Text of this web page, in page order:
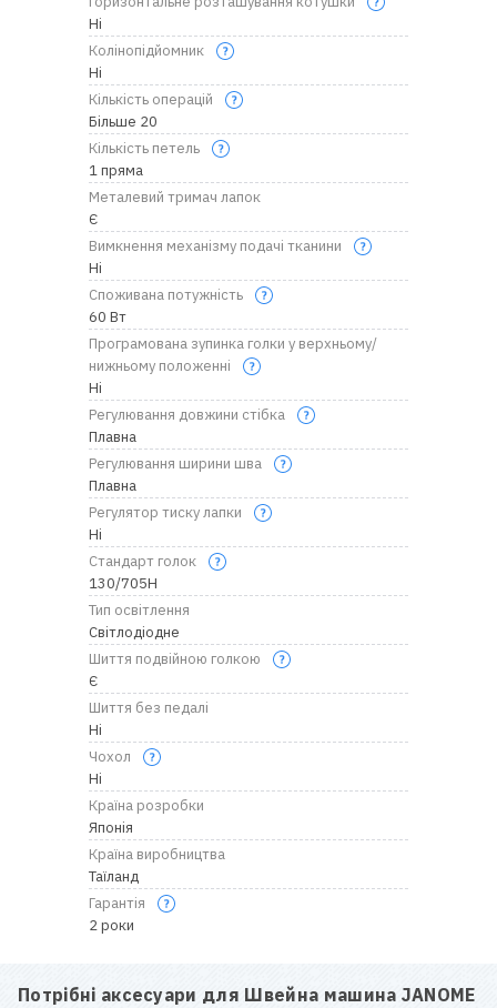
Ні
Колінопідйомник
Ні
Кількість операцій
Більше 20
Кількість петель
1 пряма
Металевий тримач лапок
Є
Вимкнення механізму подачі тканини
Ні
Споживана потужність
60 Вт
Програмована зупинка голки у верхньому/
нижньому положенні
Ні
Регулювання довжини стібка
Плавна
Регулювання ширини шва
Плавна
Регулятор тиску лапки
Ні
Стандарт голок
130/705H
Тип освітлення
Світлодіодне
Шиття подвійною голкою
Є
Шиття без педалі
Ні
Чохол
Ні
Країна розробки
Японія
Країна виробництва
Таїланд
Гарантія
2 роки
Потрібні аксесуари для Швейна машина JANOME